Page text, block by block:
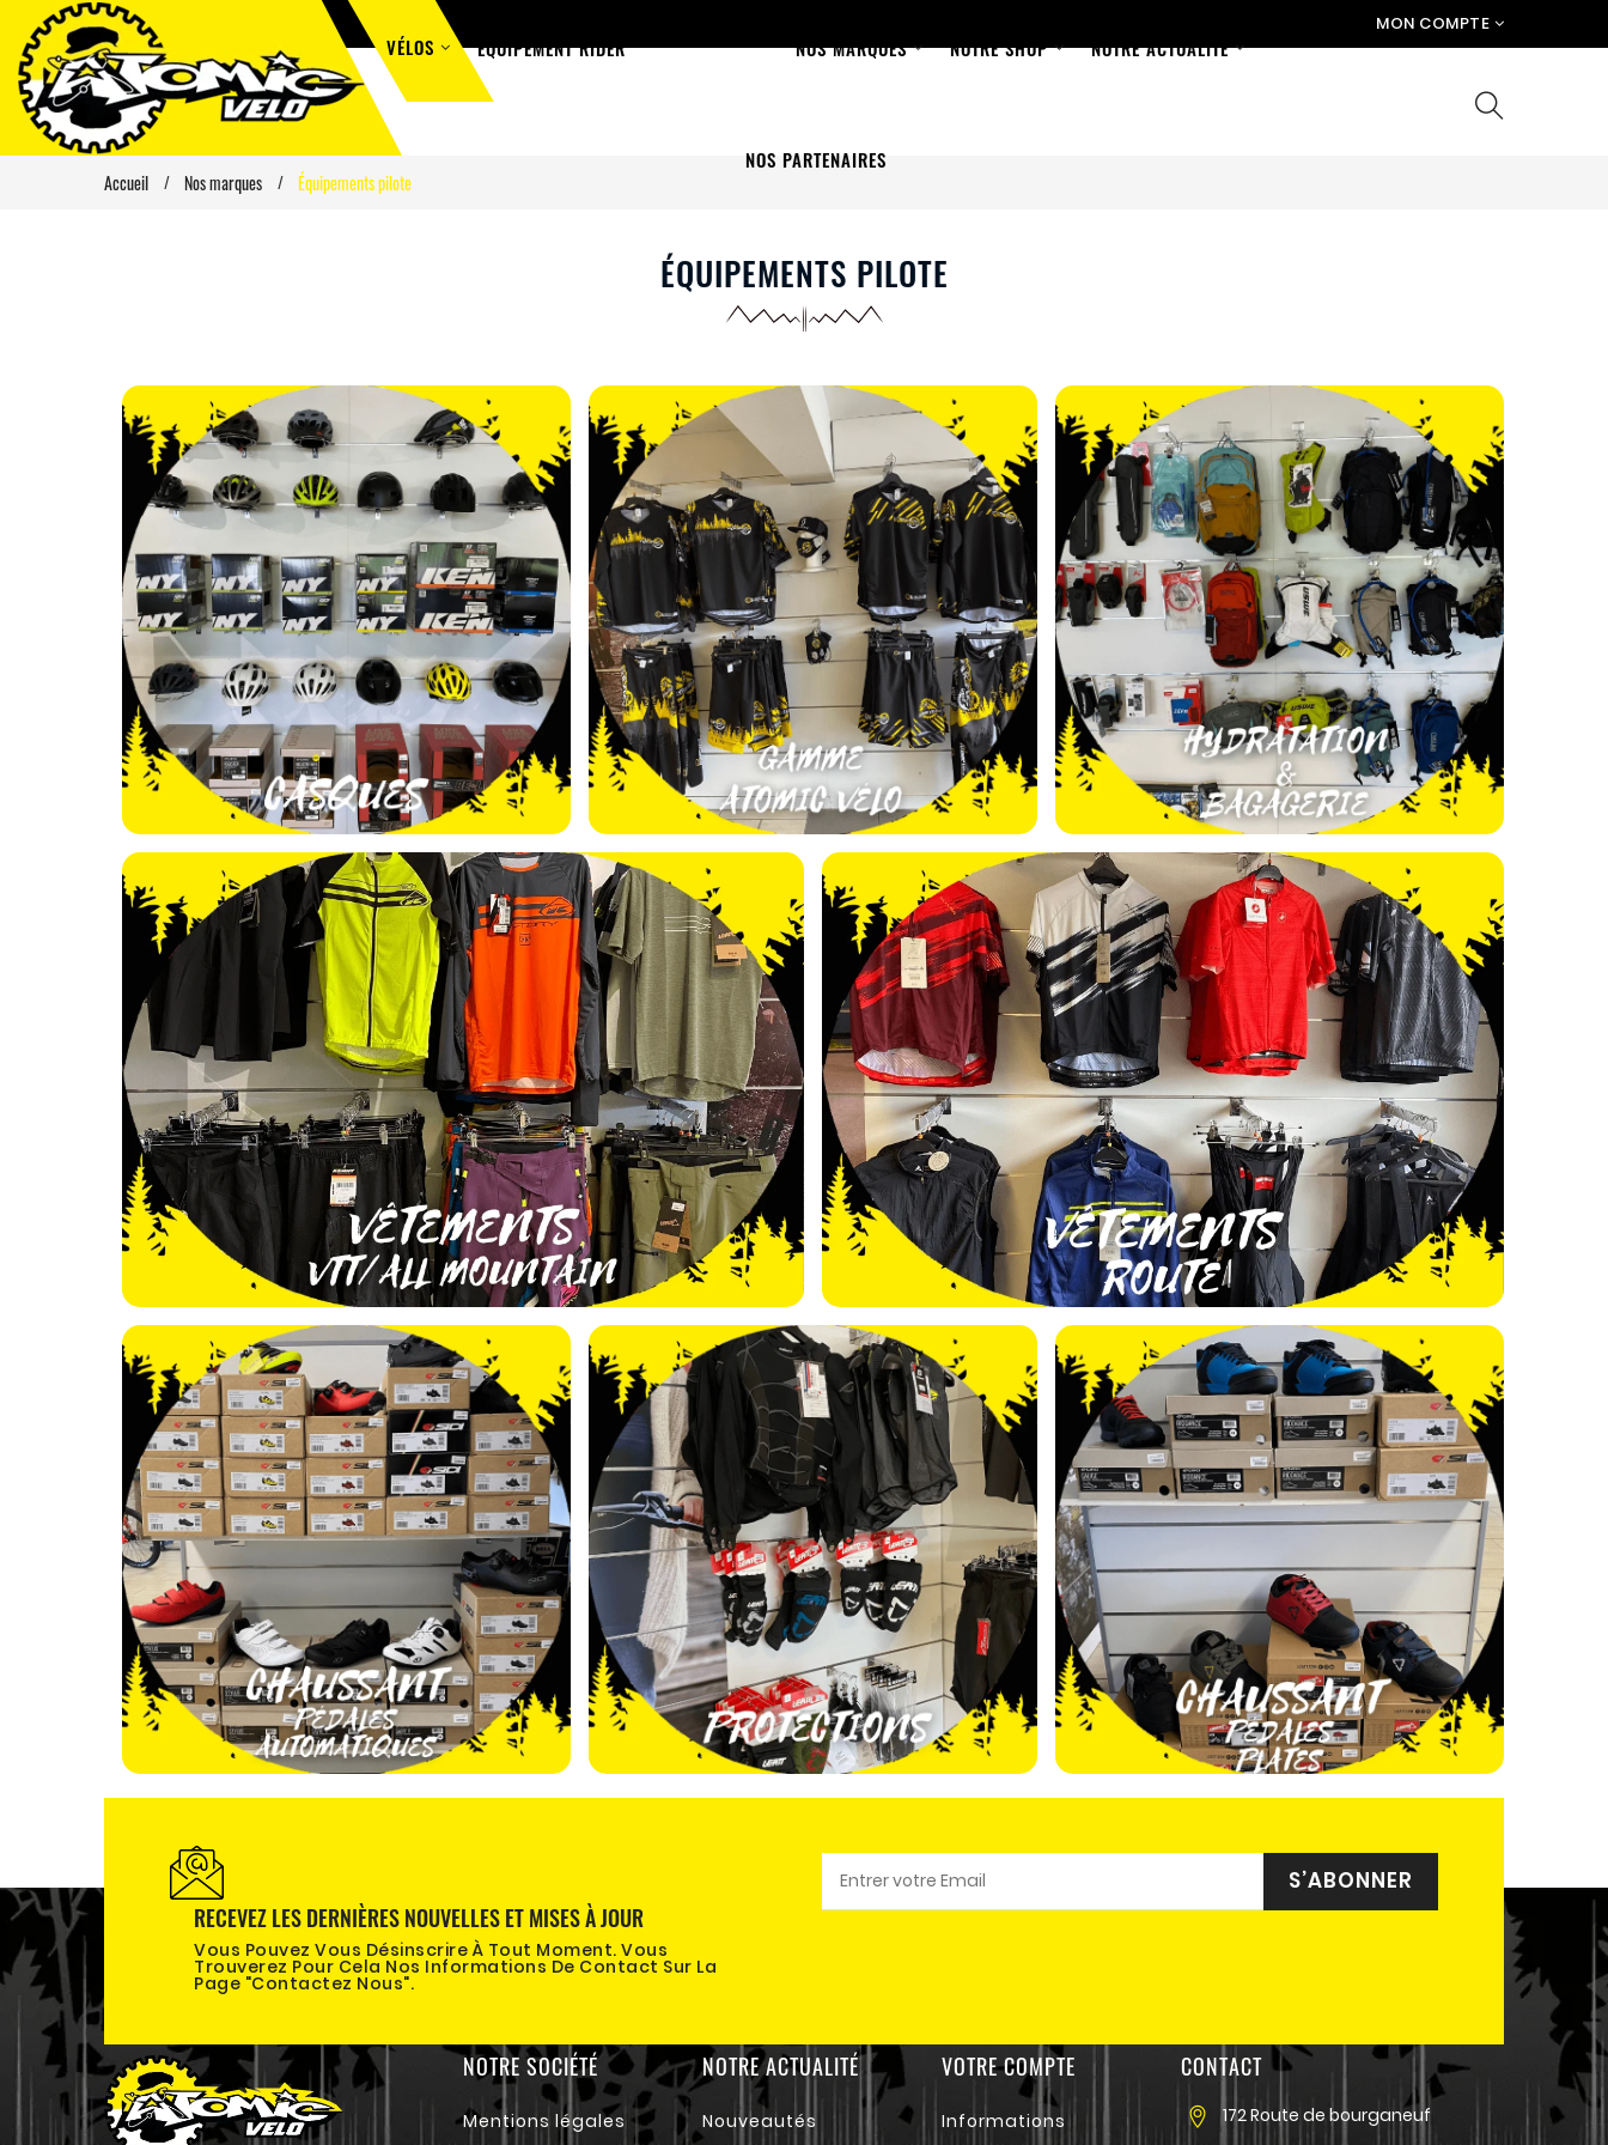
MON COMPTE
VÉLOS ÉQUIPEMENT RIDER NOS MARQUES NOTRE SHOP NOTRE ACTUALITÉ
NOS PARTENAIRES
Accueil Nos marques Équipements pilote
ÉQUIPEMENTS PILOTE
RECEVEZ LES DERNIÈRES NOUVELLES ET MISES À JOUR
Vous Pouvez Vous Désinscrire À Tout Moment. Vous
Trouverez Pour Cela Nos Informations De Contact Sur La
Page "contactez Nous".
CONTACT
172 Route de bourganeuf
NOTRE SOCIÉTÉ
Mentions légales
NOTRE ACTUALITÉ
Nouveautés
VOTRE COMPTE
Informations